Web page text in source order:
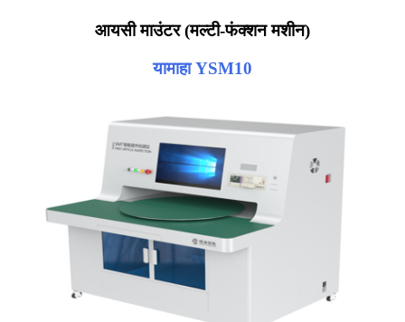
आयसी माउंटर (मल्टी-फंक्शन मशीन)
यामाहा YSM10